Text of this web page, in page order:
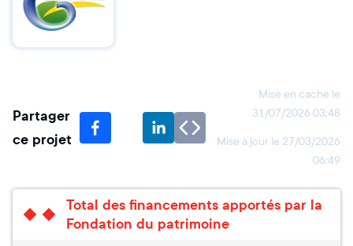
Partager
ce projet
Mise en cache le
31/07/2026 03:48
Mise à jour le 27/03/2026
06:49
Total des financements apportés par la
Fondation du patrimoine